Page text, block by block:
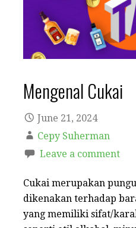
Mengenal Cukai
June 21, 2024
Cepy Suherman
Leave a comment
Cukai merupakan
dikenakan terhadap
yang memiliki sifat/